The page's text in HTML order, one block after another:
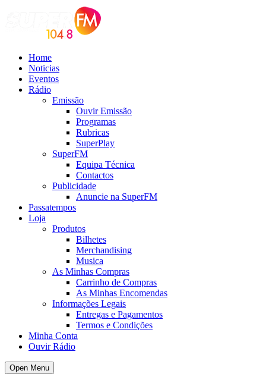
Home
Noticias
Eventos
Rádio
Emissão
Ouvir Emissão
Programas
Rubricas
SuperPlay
SuperFM
Equipa Técnica
Contactos
Publicidade
Anuncie na SuperFM
Passatempos
Loja
Produtos
Bilhetes
Merchandising
Musica
As Minhas Compras
Carrinho de Compras
As Minhas Encomendas
Informações Legais
Entregas e Pagamentos
Termos e Condições
Minha Conta
Ouvir Rádio
Open Menu